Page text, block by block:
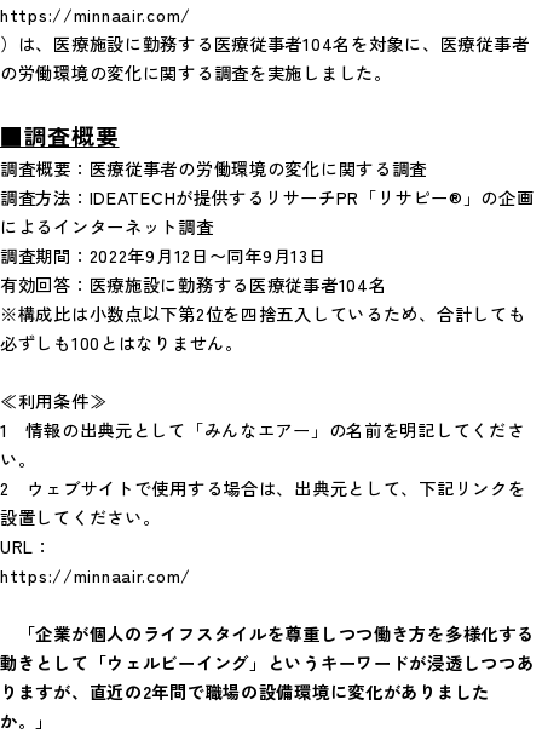
https://minnaair.com/
）は、医療施設に勤務する医療従事者104名を対象に、医療従事者
の労働環境の変化に関する調査を実施しました。
■調査概要
調査概要：医療従事者の労働環境の変化に関する調査
調査方法：IDEATECHが提供するリサーチPR「リサピー®︎」の企画
によるインターネット調査
調査期間：2022年9月12日〜同年9月13日
有効回答：医療施設に勤務する医療従事者104名
※構成比は小数点以下第2位を四捨五入しているため、合計しても
必ずしも100とはなりません。
≪利用条件≫
1 情報の出典元として「みんなエアー」の名前を明記してくださ
い。
2 ウェブサイトで使用する場合は、出典元として、下記リンクを
設置してください。
URL：
https://minnaair.com/
「企業が個人のライフスタイルを尊重しつつ働き方を多様化する
動きとして「ウェルビーイング」というキーワードが浸透しつつあ
りますが、直近の2年間で職場の設備環境に変化がありました
か。」